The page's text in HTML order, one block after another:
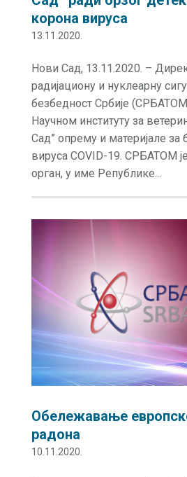
корона вируса
13.11.2020.
Нови Сад, 13.11.2020. –
радијациону и нуклеарну
безбедност Србије
Научном институту за
Сад” опрему и материјале за
вируса COVID-19. СРБАТОМ
орган, у име Републике...
Обележавање
радона
10.11.2020.